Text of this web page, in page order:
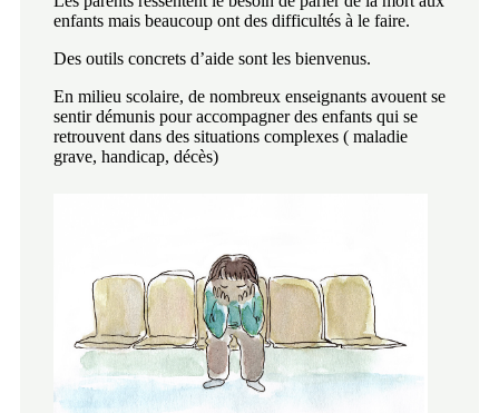
enfants mais beaucoup ont des difficultés à le faire.
Des outils concrets d’aide sont les bienvenus.
En milieu scolaire, de nombreux enseignants avouent se
sentir démunis pour accompagner des enfants qui se
retrouvent dans des situations complexes ( maladie
grave, handicap, décès)